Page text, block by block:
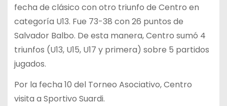
fecha de clásico con otro triunfo de Centro en
categoría U13. Fue 73-38 con 26 puntos de
Salvador Balbo. De esta manera, Centro sumó 4
triunfos (U13, U15, U17 y primera) sobre 5 partidos
jugados.
Por la fecha 10 del Torneo Asociativo, Centro
visita a Sportivo Suardi.